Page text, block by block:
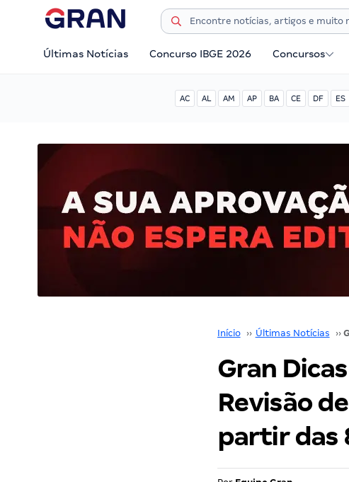
Últimas Notícias Concurso IBGE 2026 Concursos
AC AL AM AP BA CE DF ES
Início ›› Últimas Notícias ››
Gran
Revisão
partir das